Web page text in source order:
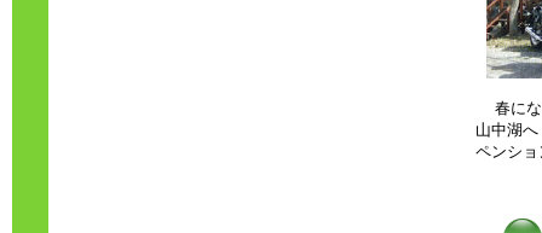
春に
山中湖
ペンシ